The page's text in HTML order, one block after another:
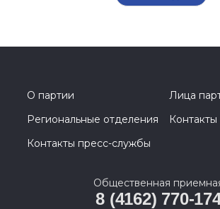
О партии
Лица
Региональные отделения
Контакты пресс-службы
Общественная
8 (4162) 770-